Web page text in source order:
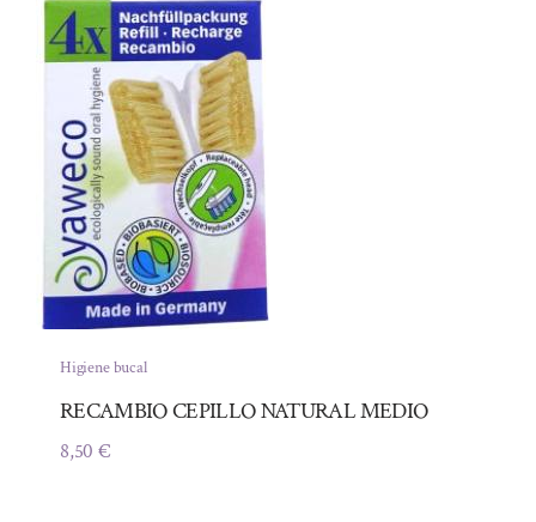
Higiene bucal
RECAMBIO CEPILLO NATURAL MEDIO
8,50€